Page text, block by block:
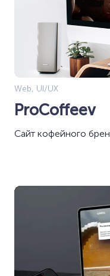
Web, UI/UX
ProCoffeev
Сайт кофейного